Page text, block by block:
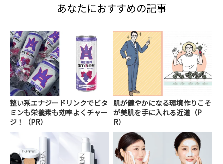
あなたにおすすめの記事
整い系エナジードリンクでビタ
ミンも栄養素も効率よくチャー
ジ！（PR）
肌が健やかになる環境作りこそ
が美肌を手に入れる近道（P
R）